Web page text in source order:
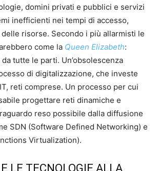
domini privati e pubblici e servizi
inefficienti nei tempi di accesso,
risorse. Secondo i più allarmisti le
come la Queen Elizabeth:
tutte le parti. Un’obsolescenza
di digitalizzazione, che investe
reti comprese. Un processo per cui
progettare reti dinamiche e
reso possibile dalla diffusione
SDN (Software Defined Networking) e
Virtualization).
LE TECNOLOGIE ALLA